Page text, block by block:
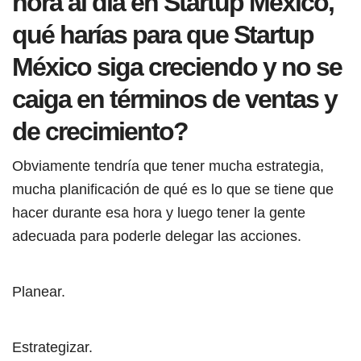
qué harías para que Startup
México siga creciendo y no se
caiga en términos de ventas y
de crecimiento?
Obviamente tendría que tener mucha estrategia,
mucha planificación de qué es lo que se tiene que
hacer durante esa hora y luego tener la gente
adecuada para poderle delegar las acciones.
Planear.
Estrategizar.